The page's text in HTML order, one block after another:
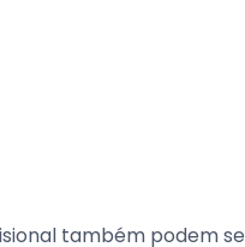
também podem se